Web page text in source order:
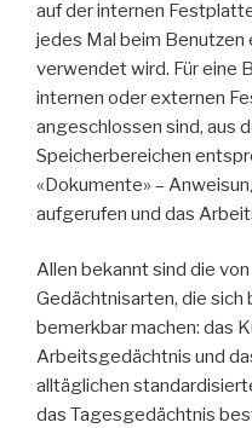
auf der internen
jedes Mal beim Benutzen
verwendet wird. Für eine
internen oder externen
angeschlossen sind, aus
Speicherbereichen
«Dokumente» –
aufgerufen und das
Allen bekannt sind die
Gedächtnisarten, die
bemerkbar machen: das
Arbeitsgedächtnis und
alltäglichen
das Tagesgedächtnis